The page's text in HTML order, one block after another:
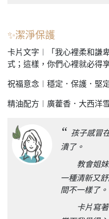
✨潔淨保護
卡片文字︱「我心裡柔和謙
式；這樣，你們心裡就必得
祝福意念︱穩定．保護．堅
精油配方︱廣藿香．大西洋
“ 孩子感冒
潰了。
教會姐
一種清新又
間不一樣了。
卡片寫